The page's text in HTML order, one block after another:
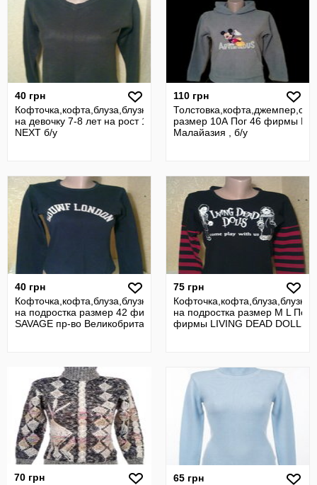
40 грн
Кофточка,кофта,блуза,блузка,футболка,джемпер
на девочку 7-8 лет на рост 128 см Пог 42 фирмы
NEXT б/у
110 грн
размер 10А Пог 46 фирмы
Малайазия , б/у
40 грн
Кофточка,кофта,блуза,блузка,футболка
на подростка размер 42 фирмы
SAVAGE пр-во Великобритания , б/у
75 грн
на подростка размер M L Пог
фирмы LIVING DEAD
70 грн
65 грн